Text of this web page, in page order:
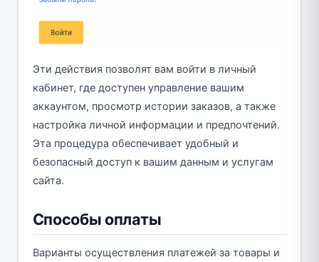
Эти действия позволят вам войти в личный
кабинет, где доступен управление вашим
аккаунтом, просмотр истории заказов, а также
настройка личной информации и предпочтений.
Эта процедура обеспечивает удобный и
безопасный доступ к вашим данным и услугам
сайта.
Способы оплаты
Варианты осуществления платежей за товары и